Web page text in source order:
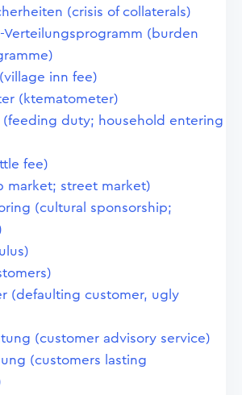
(crisis of collaterals)
Verteilungsprogramm (burden
inn fee)
(ktematometer)
(feeding duty; household entering
fee)
market; street market)
(cultural sponsorship;
(defaulting customer, ugly
(customer advisory service)
(customers lasting